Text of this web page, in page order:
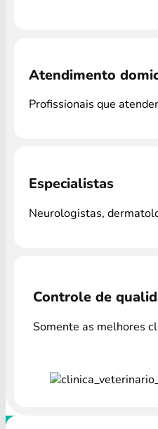
Atendimento
Profissionais que
Especialistas
Neurologistas,
Controle de
Somente as melhores